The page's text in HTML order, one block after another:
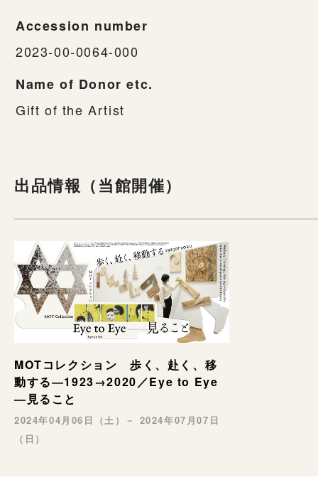
Accession number
2023-00-0064-000
Name of Donor etc.
Gift of the Artist
出品情報（当館開催）
MOTコレクション 歩く、赴く、移
動する―1923→2020／Eye to Eye
—見ること
2024年04月06日（土）－ 2024年07月07日
（日）